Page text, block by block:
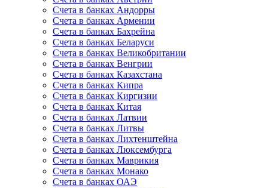
Счета в банках Андорры
Счета в банках Армении
Счета в банках Бахрейна
Счета в банках Беларуси
Счета в банках Великобритании
Счета в банках Венгрии
Счета в банках Казахстана
Счета в банках Кипра
Счета в банках Киргизии
Счета в банках Китая
Счета в банках Латвии
Счета в банках Литвы
Счета в банках Лихтенштейна
Счета в банках Люксембурга
Счета в банках Маврикия
Счета в банках Монако
Счета в банках ОАЭ